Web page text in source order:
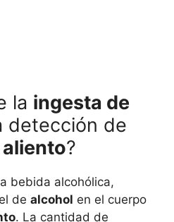
la ingesta de
detección de
aliento?
bebida alcohólica,
de alcohol en el cuerpo
. La cantidad de